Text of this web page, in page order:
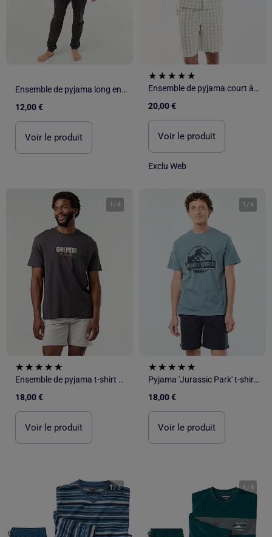
Ensemble de pyjama long en jersey - 2 pièces
12,00 €
Voir le produit
Ensemble de pyjama court à carreaux chemise + short - 2 pièces
20,00 €
Voir le produit
Exclu Web
1 /4
Ensemble de pyjama t-shirt + short 'One Piece' - 2 pièces
18,00 €
Voir le produit
1 /4
Pyjama 'Jurassic Park' t-shirt + short - 2 pièces
18,00 €
Voir le produit
1/3 1 /4